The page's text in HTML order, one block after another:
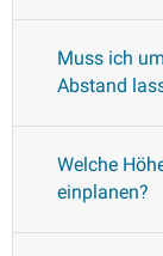
Muss ich
Abstand
Welche
einplanen?